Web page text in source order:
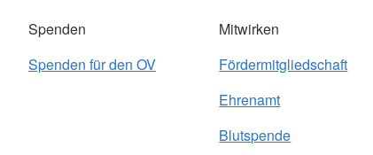
Spenden
Spenden für den OV
Mitwirken
Fördermitgliedschaft
Ehrenamt
Blutspende